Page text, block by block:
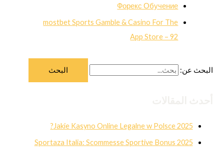
Форекс Обучение
‎mostbet Sports Gamble & Casino For The
App Store – 92
البحث عن:
Jakie Kasyno Online Legalne w Polsce 2025?
Sportaza Italia: Scommesse Sportive Bonus 2025